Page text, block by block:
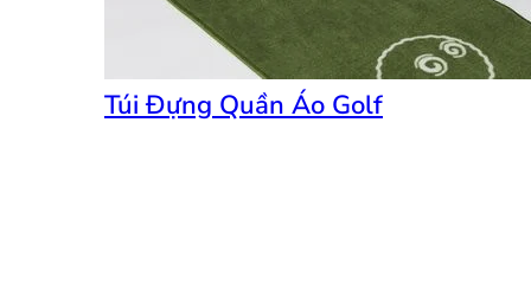
Túi Đựng Quần Áo Golf